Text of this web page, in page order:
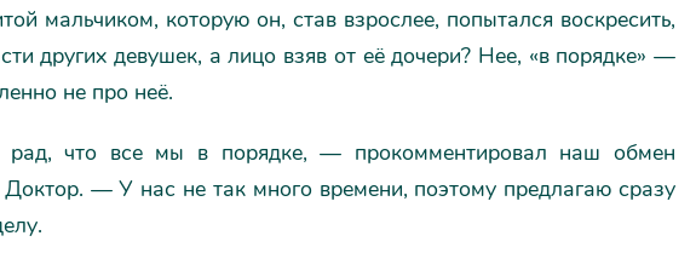
мальчиком, которую он, став взрослее, попытался воскресить,
других девушек, а лицо взяв от её дочери? Нее, «в порядке» —
не про неё.
что все мы в порядке, — прокомментировал наш обмен
— У нас не так много времени, поэтому предлагаю сразу